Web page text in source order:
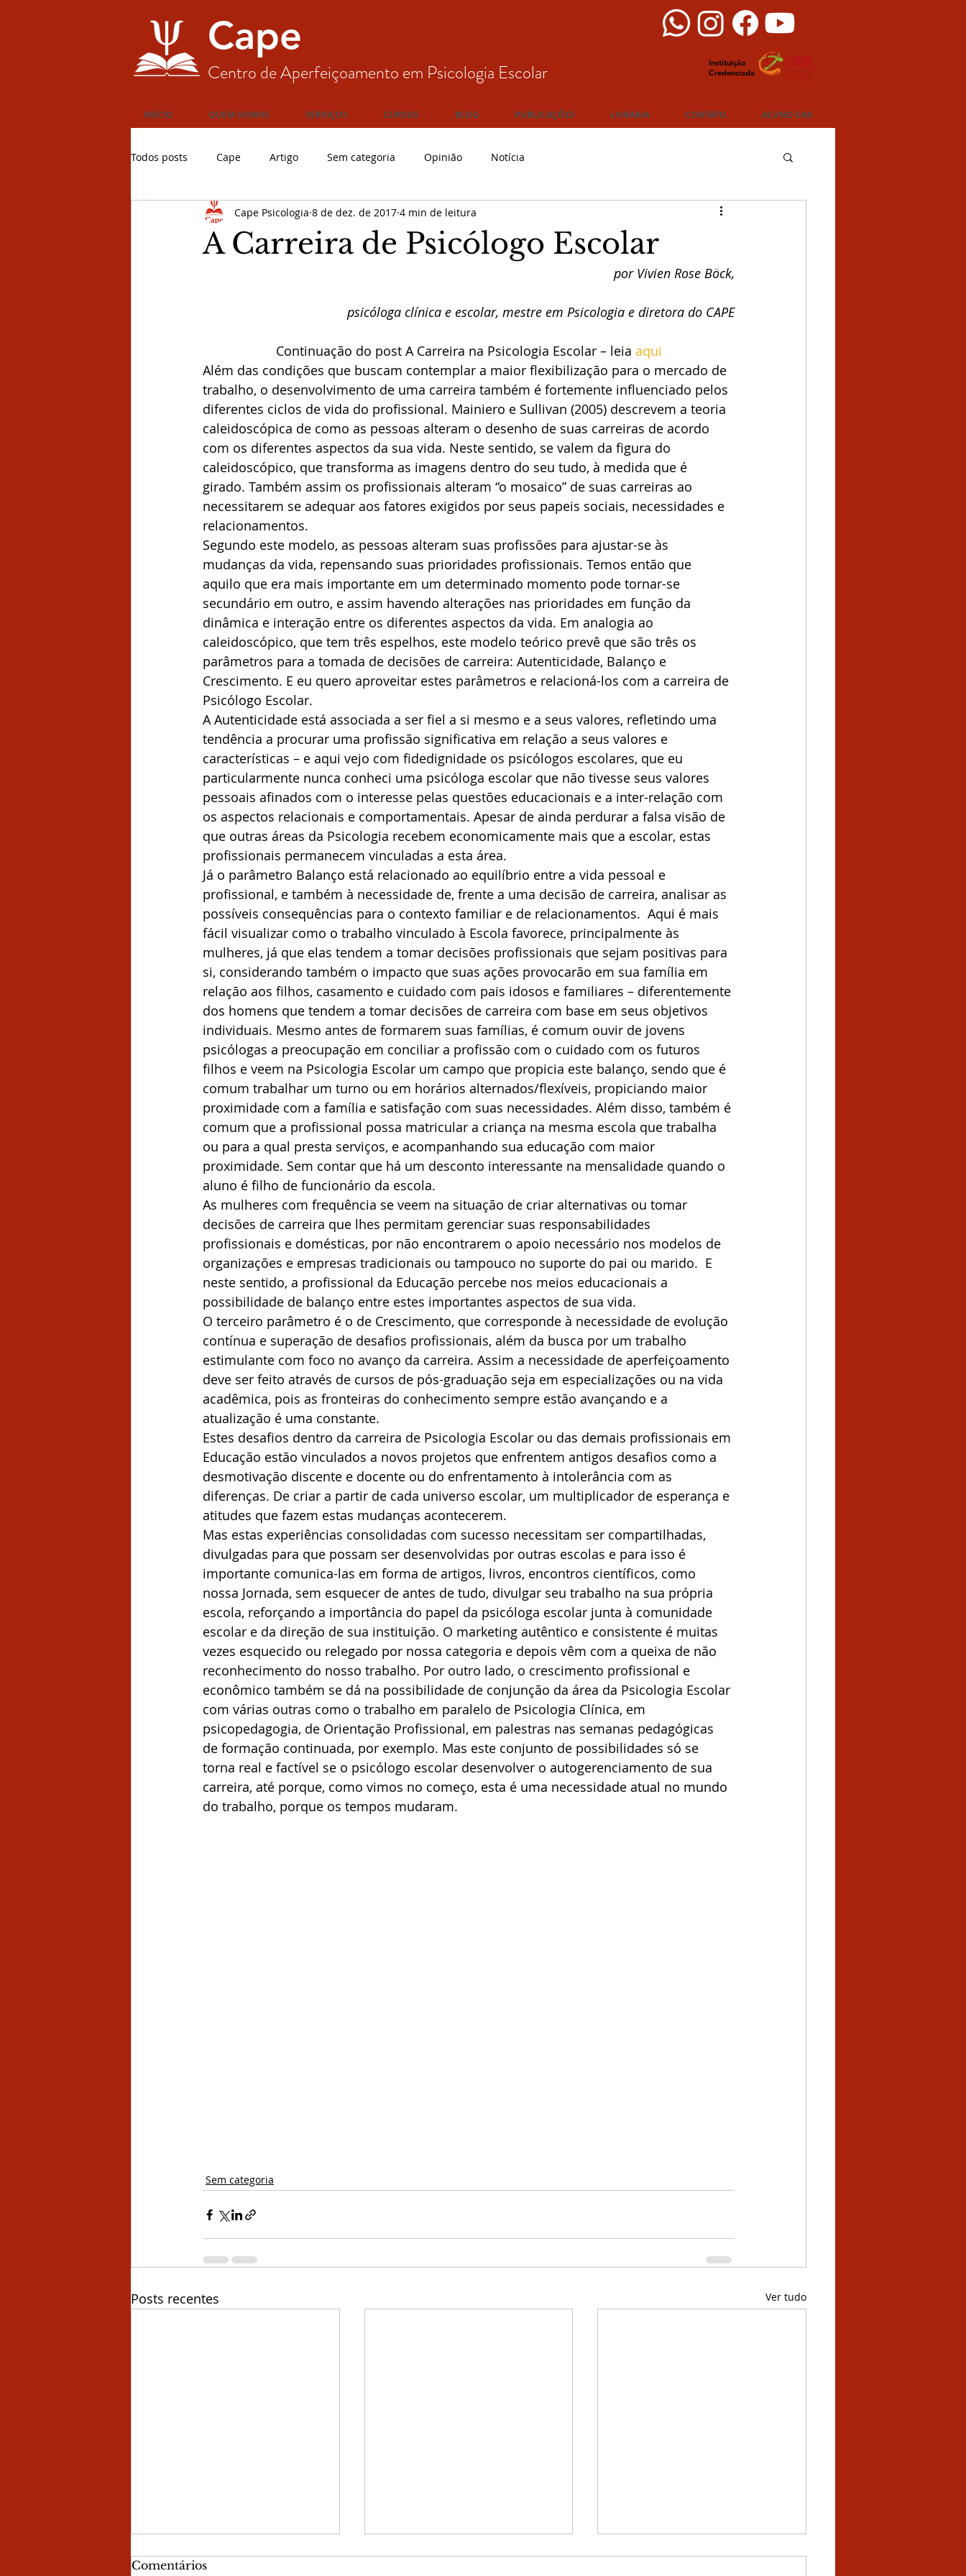
Cape
Centro de Aperfeiçoamento em Psicologia Escolar
Instituição
Credenciada
INÍCIO QUEM SOMOS SERVIÇOS CURSOS BLOG PUBLICAÇÕES LIVRARIA CONTATO ALUNO EAD
Todos posts Cape Artigo Sem categoria Opinião Notícia
A Carreira de Psicólogo Escolar
Cape Psicologia 8 de dez. de 2017 4 min de leitura
por Vivien Rose Böck,
psicóloga clínica e escolar, mestre em Psicologia e diretora do CAPE
Continuação do post A Carreira na Psicologia Escolar – leia aqui
Além das condições que buscam contemplar a maior flexibilização para o mercado de
trabalho, o desenvolvimento de uma carreira também é fortemente influenciado pelos
diferentes ciclos de vida do profissional. Mainiero e Sullivan (2005) descrevem a teoria
caleidoscópica de como as pessoas alteram o desenho de suas carreiras de acordo
com os diferentes aspectos da sua vida. Neste sentido, se valem da figura do
caleidoscópico, que transforma as imagens dentro do seu tudo, à medida que é
girado. Também assim os profissionais alteram “o mosaico” de suas carreiras ao
necessitarem se adequar aos fatores exigidos por seus papeis sociais, necessidades e
relacionamentos.
Segundo este modelo, as pessoas alteram suas profissões para ajustar-se às
mudanças da vida, repensando suas prioridades profissionais. Temos então que
aquilo que era mais importante em um determinado momento pode tornar-se
secundário em outro, e assim havendo alterações nas prioridades em função da
dinâmica e interação entre os diferentes aspectos da vida. Em analogia ao
caleidoscópico, que tem três espelhos, este modelo teórico prevê que são três os
parâmetros para a tomada de decisões de carreira: Autenticidade, Balanço e
Crescimento. E eu quero aproveitar estes parâmetros e relacioná-los com a carreira de
Psicólogo Escolar.
A Autenticidade está associada a ser fiel a si mesmo e a seus valores, refletindo uma
tendência a procurar uma profissão significativa em relação a seus valores e
características – e aqui vejo com fidedignidade os psicólogos escolares, que eu
particularmente nunca conheci uma psicóloga escolar que não tivesse seus valores
pessoais afinados com o interesse pelas questões educacionais e a inter-relação com
os aspectos relacionais e comportamentais. Apesar de ainda perdurar a falsa visão de
que outras áreas da Psicologia recebem economicamente mais que a escolar, estas
profissionais permanecem vinculadas a esta área.
Já o parâmetro Balanço está relacionado ao equilíbrio entre a vida pessoal e
profissional, e também à necessidade de, frente a uma decisão de carreira, analisar as
possíveis consequências para o contexto familiar e de relacionamentos.  Aqui é mais
fácil visualizar como o trabalho vinculado à Escola favorece, principalmente às
mulheres, já que elas tendem a tomar decisões profissionais que sejam positivas para
si, considerando também o impacto que suas ações provocarão em sua família em
relação aos filhos, casamento e cuidado com pais idosos e familiares – diferentemente
dos homens que tendem a tomar decisões de carreira com base em seus objetivos
individuais. Mesmo antes de formarem suas famílias, é comum ouvir de jovens
psicólogas a preocupação em conciliar a profissão com o cuidado com os futuros
filhos e veem na Psicologia Escolar um campo que propicia este balanço, sendo que é
comum trabalhar um turno ou em horários alternados/flexíveis, propiciando maior
proximidade com a família e satisfação com suas necessidades. Além disso, também é
comum que a profissional possa matricular a criança na mesma escola que trabalha
ou para a qual presta serviços, e acompanhando sua educação com maior
proximidade. Sem contar que há um desconto interessante na mensalidade quando o
aluno é filho de funcionário da escola.
As mulheres com frequência se veem na situação de criar alternativas ou tomar
decisões de carreira que lhes permitam gerenciar suas responsabilidades
profissionais e domésticas, por não encontrarem o apoio necessário nos modelos de
organizações e empresas tradicionais ou tampouco no suporte do pai ou marido.  E
neste sentido, a profissional da Educação percebe nos meios educacionais a
possibilidade de balanço entre estes importantes aspectos de sua vida.
O terceiro parâmetro é o de Crescimento, que corresponde à necessidade de evolução
contínua e superação de desafios profissionais, além da busca por um trabalho
estimulante com foco no avanço da carreira. Assim a necessidade de aperfeiçoamento
deve ser feito através de cursos de pós-graduação seja em especializações ou na vida
acadêmica, pois as fronteiras do conhecimento sempre estão avançando e a
atualização é uma constante.
Estes desafios dentro da carreira de Psicologia Escolar ou das demais profissionais em
Educação estão vinculados a novos projetos que enfrentem antigos desafios como a
desmotivação discente e docente ou do enfrentamento à intolerância com as
diferenças. De criar a partir de cada universo escolar, um multiplicador de esperança e
atitudes que fazem estas mudanças acontecerem.
Mas estas experiências consolidadas com sucesso necessitam ser compartilhadas,
divulgadas para que possam ser desenvolvidas por outras escolas e para isso é
importante comunica-las em forma de artigos, livros, encontros científicos, como
nossa Jornada, sem esquecer de antes de tudo, divulgar seu trabalho na sua própria
escola, reforçando a importância do papel da psicóloga escolar junta à comunidade
escolar e da direção de sua instituição. O marketing autêntico e consistente é muitas
vezes esquecido ou relegado por nossa categoria e depois vêm com a queixa de não
reconhecimento do nosso trabalho. Por outro lado, o crescimento profissional e
econômico também se dá na possibilidade de conjunção da área da Psicologia Escolar
com várias outras como o trabalho em paralelo de Psicologia Clínica, em
psicopedagogia, de Orientação Profissional, em palestras nas semanas pedagógicas
de formação continuada, por exemplo. Mas este conjunto de possibilidades só se
torna real e factível se o psicólogo escolar desenvolver o autogerenciamento de sua
carreira, até porque, como vimos no começo, esta é uma necessidade atual no mundo
do trabalho, porque os tempos mudaram.
Sem categoria
Posts recentes Ver tudo
Comentários